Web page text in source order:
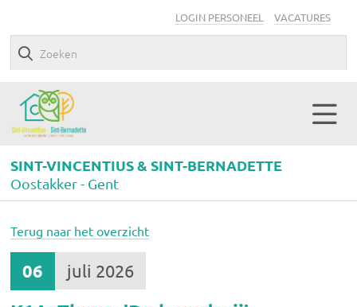
LOGIN PERSONEEL VACATURES
SINT-VINCENTIUS & SINT-BERNADETTE
Oostakker - Gent
Terug naar het overzicht
06 juli 2026